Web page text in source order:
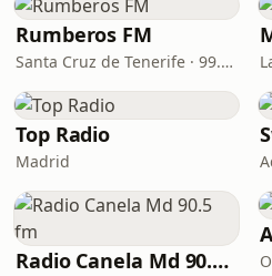
Rumberos FM
Santa Cruz de Tenerife · 99.2 FM
Top Radio
Madrid
Radio Canela Md 90.5 fm